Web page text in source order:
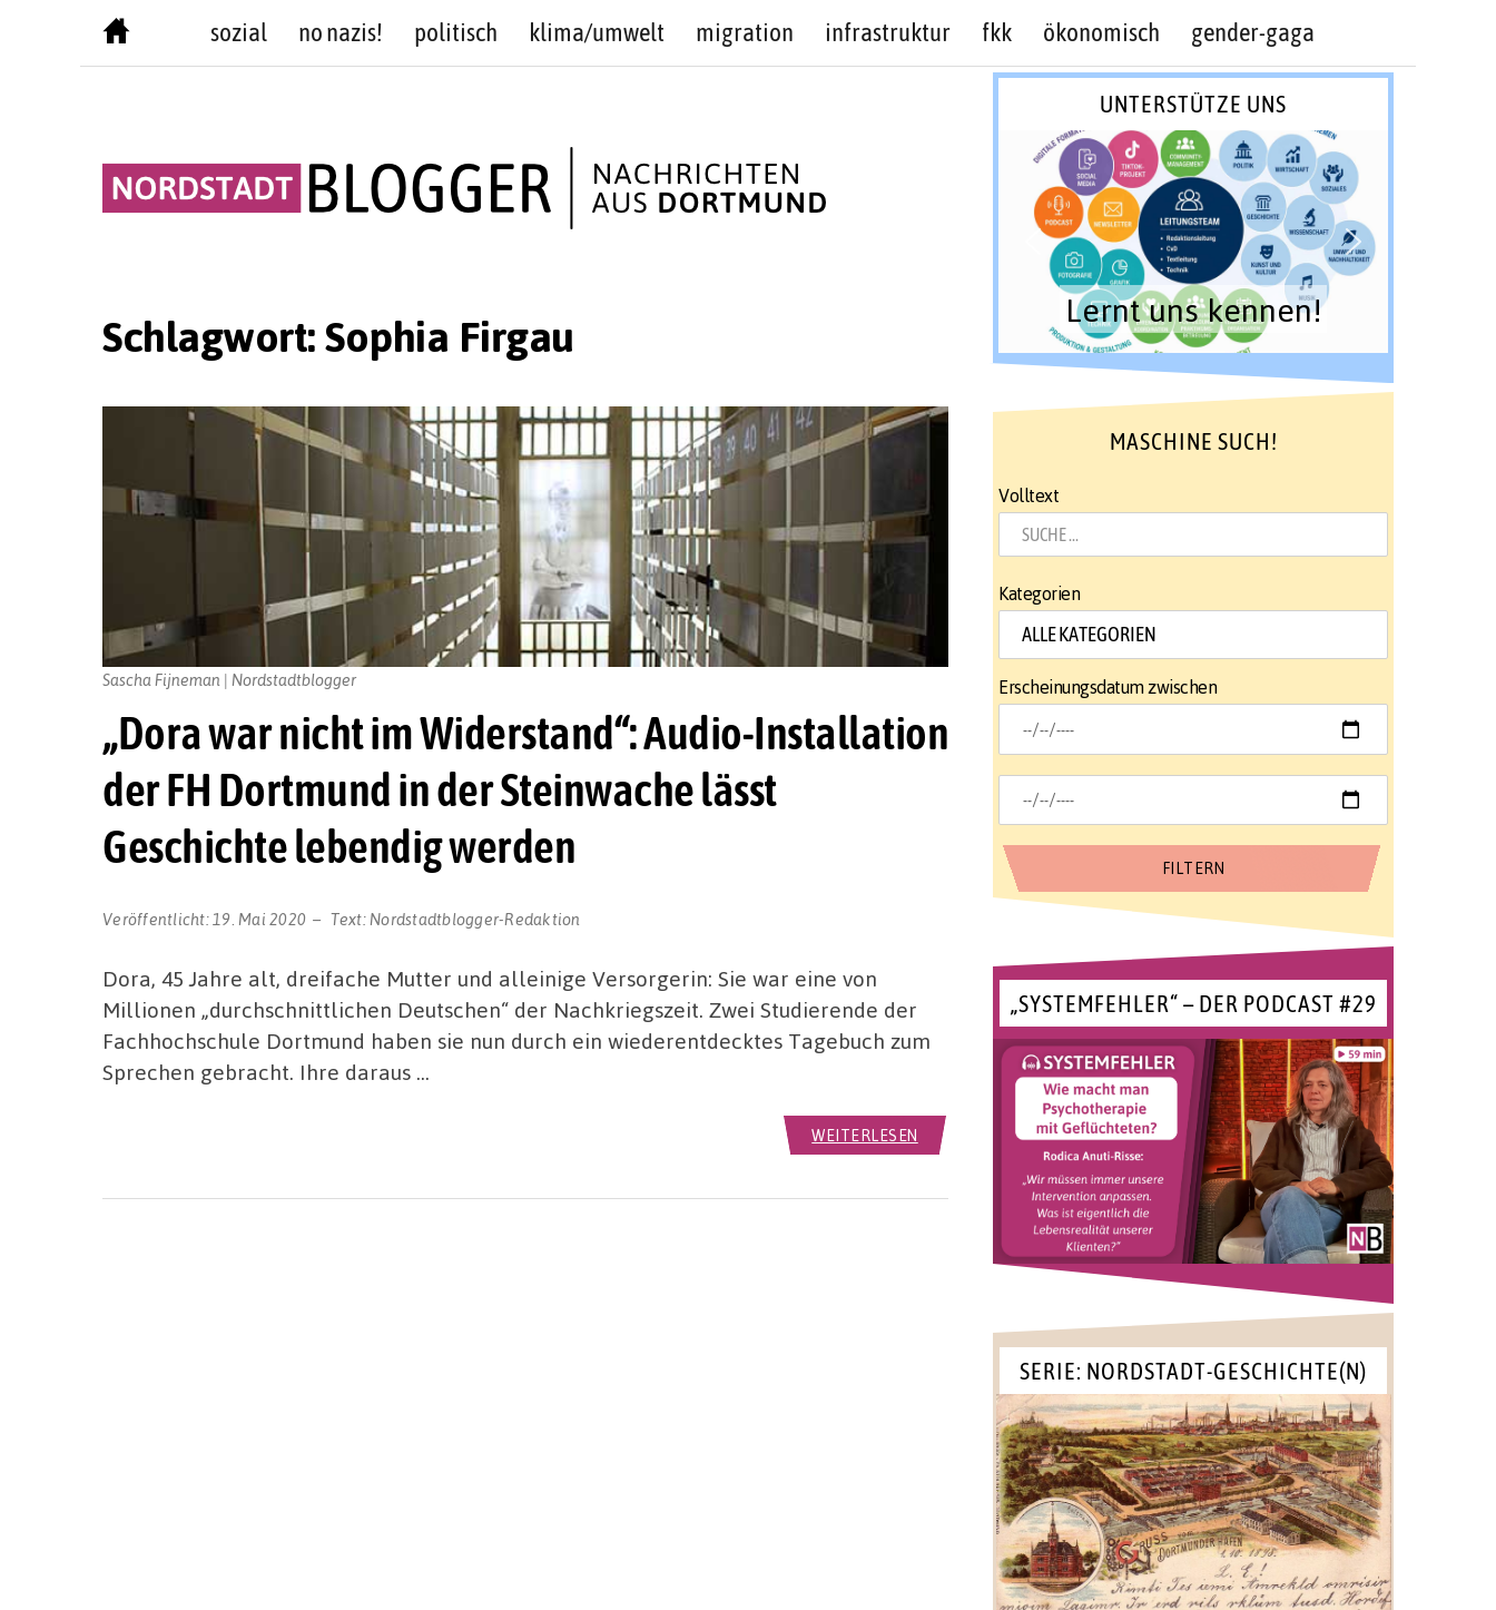
sozial no nazis! politisch klima/umwelt migration infrastruktur fkk ökonomisch gender-gaga
Schlagwort:Sophia Firgau
„Dora war nicht im Widerstand“: Audio-Installation
der FH Dortmund in der Steinwache lässt
Geschichte lebendig werden
Veröffentlicht: 19. Mai 2020 Text: Nordstadtblogger-Redaktion
Sascha Fijneman | Nordstadtblogger
Dora, 45 Jahre alt, dreifache Mutter und alleinige Versorgerin: Sie war eine von
Millionen „durchschnittlichen Deutschen“ der Nachkriegszeit. Zwei Studierende der
Fachhochschule Dortmund haben sie nun durch ein wiederentdecktes Tagebuch zum
Sprechen gebracht. Ihre daraus …
WEITERLESEN
UNTERSTÜTZE UNS
Lernt uns kennen!
MASCHINE SUCH!
Volltext
Kategorien
Erscheinungsdatum zwischen
„SYSTEMFEHLER“ – DER PODCAST #29
SERIE: NORDSTADT-GESCHICHTE(N)